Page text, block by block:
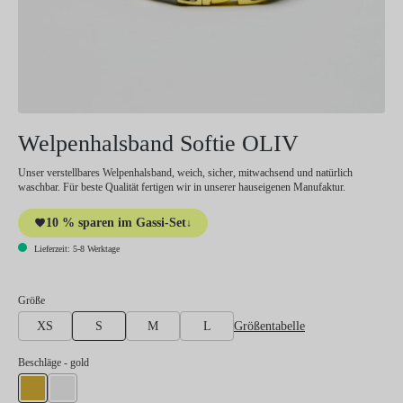
Welpenhalsband Softie OLIV
Unser verstellbares Welpenhalsband, weich, sicher, mitwachsend und natürlich
waschbar. Für beste Qualität fertigen wir in unserer hauseigenen Manufaktur.
10 % sparen im Gassi-Set↓
Lieferzeit: 5-8 Werktage
Größeauswählen
XS S M L Größentabelle
Beschlägeauswählen
- gold